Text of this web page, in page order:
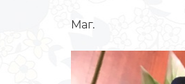
Маг.